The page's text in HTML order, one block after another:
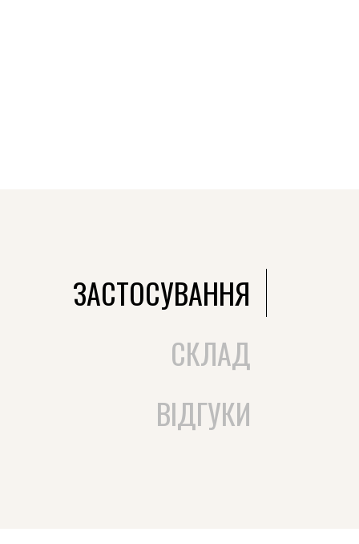
ЗАСТОСУВАННЯ
СКЛАД
ВІДГУКИ